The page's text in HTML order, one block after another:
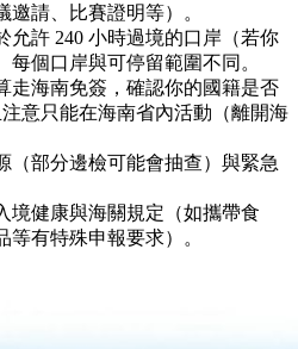
邀請、比賽證明等）。
允許 240 小時過境的口岸（若你
個口岸與可停留範圍不同。
走海南免簽，確認你的國籍是否
意只能在海南省內活動（離開海
（部分邊檢可能會抽查）與緊急
境健康與海關規定（如攜帶食
有特殊申報要求）。